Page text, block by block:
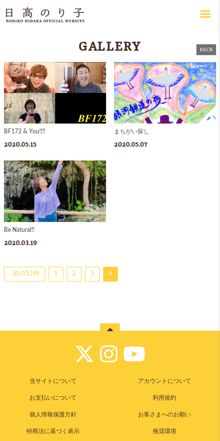
GALLERY BACK
BF172 & You!!!!
2020.05.15
まちがい探し
2020.05.07
Be Natural!!
2020.03.19
‹ 前の12件 1 2 3 4
当サイトについて アカウントについて
お支払いについて 利用規約
個人情報保護方針 お客さまへのお願い
特商法に基づく表示 推奨環境